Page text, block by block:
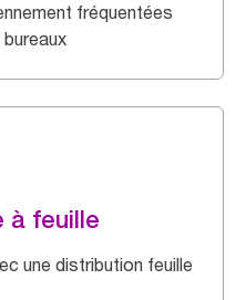
fréquentées
à feuille
une distribution feuille